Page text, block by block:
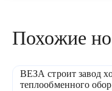
Похожие
ВЕЗА строит завод
теплообменного